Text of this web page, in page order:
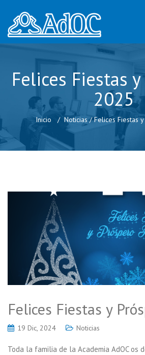
Felices Fiestas
2025
Inicio Noticias /Felices Fiestas
Felices Fiestas y
19 Dic, 2024 Noticias
Toda la familia de la Academia AdOC os